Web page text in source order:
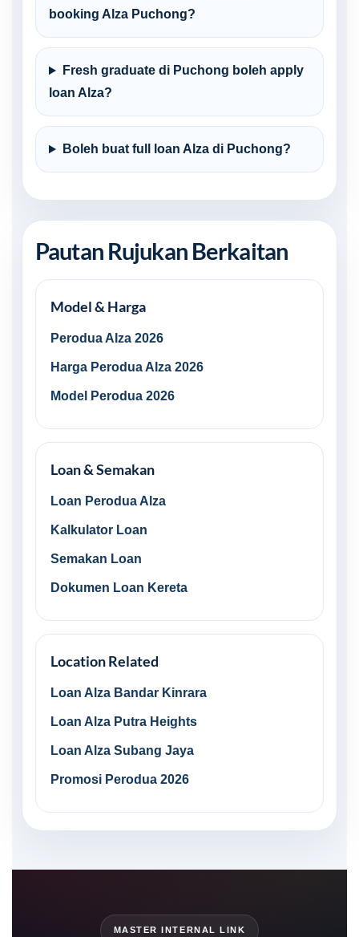
booking Alza Puchong?
Fresh graduate di Puchong boleh apply
loan Alza?
Boleh buat full loan Alza di Puchong?
Pautan Rujukan Berkaitan
Model & Harga
Perodua Alza 2026
Harga Perodua Alza 2026
Model Perodua 2026
Loan & Semakan
Loan Perodua Alza
Kalkulator Loan
Semakan Loan
Dokumen Loan Kereta
Location Related
Loan Alza Bandar Kinrara
Loan Alza Putra Heights
Loan Alza Subang Jaya
Promosi Perodua 2026
MASTER INTERNAL LINK